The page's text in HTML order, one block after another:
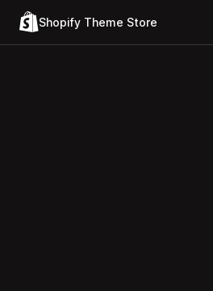
Shopify Theme Store